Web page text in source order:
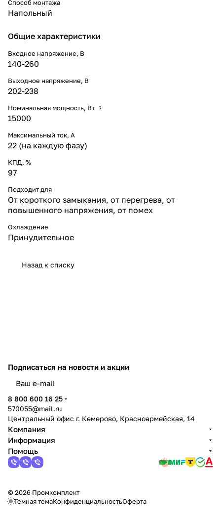
Способ монтажа
Напольный
Общие характеристики
Входное напряжение, В
140-260
Выходное напряжение, В
202-238
Номинальная мощность, Вт ?
15000
Максимальный ток, А
22 (на каждую фазу)
КПД, %
97
Подходит для
От короткого замыкания, от перегрева, от
повышенного напряжения, от помех
Охлаждение
Принудительное
Назад к списку
Подписаться на новости и акции
8 800 600 16 25
570055@mail.ru
Центральный офис г. Кемерово, Красноармейская, 14
Компания
Информация
Помощь
© 2026 Промкомплект
Темная темаКонфиденциальностьОферта